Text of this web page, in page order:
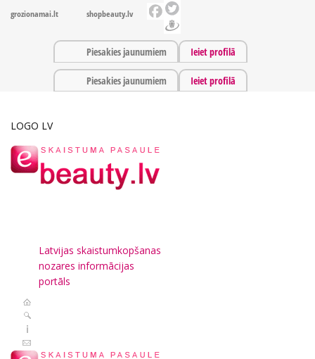
grozionamai.lt shopbeauty.lv
Piesakies jaunumiem Ieiet profilā
Piesakies jaunumiem Ieiet profilā
LOGO LV
Latvijas skaistumkopšanas
nozares informācijas
portāls